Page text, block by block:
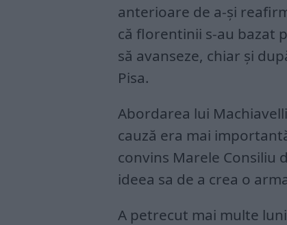
anterioare de a-și
că florentinii s-au bazat
să avanseze, chiar și
Pisa.
Abordarea lui
cauză era mai
convins Marele Consiliu
ideea sa de a crea o
A petrecut mai multe